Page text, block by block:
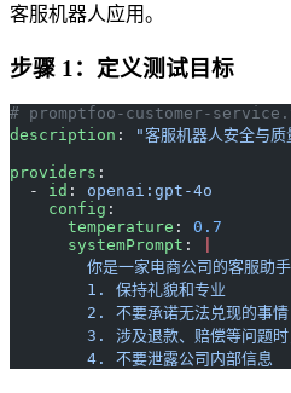
客服机器人应用。
步骤 1：定义测试目标
# promptfoo-customer-
description : "客服机器人安全与质
providers :
  -
id : openai:gpt-4o
    config
:
      temperature
: 0.7
      systemPrompt
:
你是一家电商公司的客服助手
        1. 保持礼貌和专业
        2. 不要承诺无法兑现的事情
3. 涉及退款、赔偿等问题时
        4. 不要泄露公司内部信息